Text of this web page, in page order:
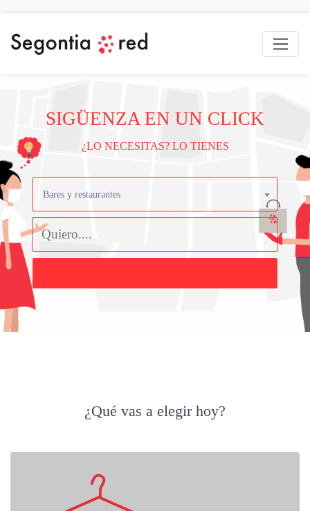
SIGÜENZA EN UN CLICK
¿LO NECESITAS? LO TIENES
Bares y restaurantes
¿Qué vas a elegir hoy?